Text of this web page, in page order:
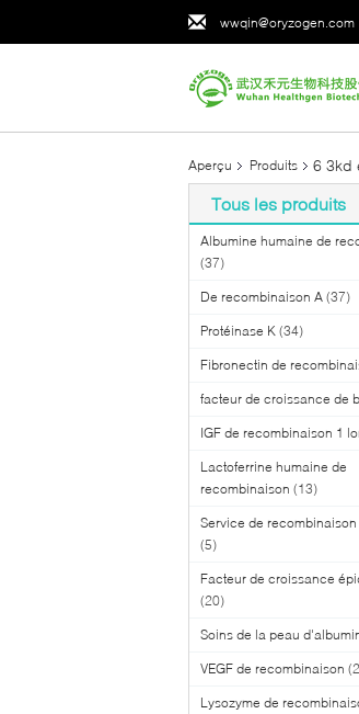
wwqin@oryzogen.com
Aperçu Produits 6 3kd
Tous les produits
Albumine humaine de
(37)
De recombinaison A (37)
Protéinase K (34)
Fibronectin de
facteur de croissance de
IGF de recombinaison 1
Lactoferrine humaine de
recombinaison (13)
Service de
(5)
Facteur de croissance
(20)
Soins de la peau
VEGF de recombinaison
Lysozyme de